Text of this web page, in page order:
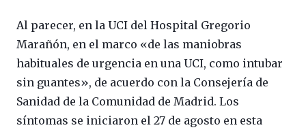
Al parecer, en la UCI del Hospital Gregorio
Marañón, en el marco «de las maniobras
habituales de urgencia en una UCI, como intubar
sin guantes», de acuerdo con la Consejería de
Sanidad de la Comunidad de Madrid. Los
síntomas se iniciaron el 27 de agosto en esta